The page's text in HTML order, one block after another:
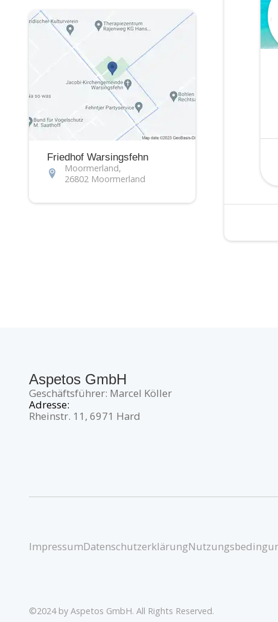
Friedhof Warsingsfehn
Moormerland,
26802 Moormerland
Aspetos GmbH
Geschäftsführer: Marcel Köller
Adresse:
Rheinstr. 11, 6971 Hard
ImpressumDatenschutzerklärung
©2024 by Aspetos GmbH. All Rights Reserved.